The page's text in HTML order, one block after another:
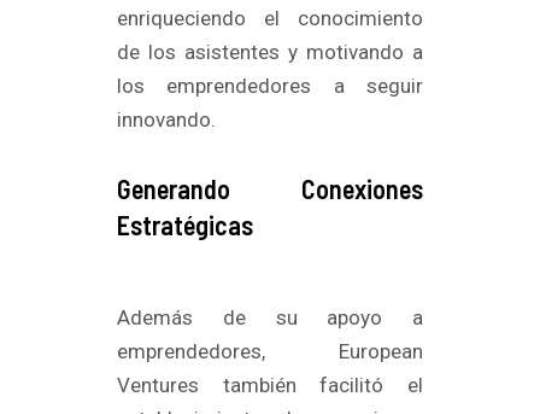
enriqueciendo el conocimiento
de los asistentes y motivando a
los emprendedores a seguir
innovando.
Generando Conexiones
Estratégicas
Además de su apoyo a
emprendedores, European
Ventures también facilitó el